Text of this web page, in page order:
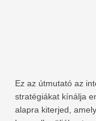
Ez az útmutató az
stratégiákat kínálja
alapra kiterjed,